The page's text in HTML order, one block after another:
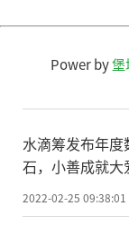
Power by堡
水滴筹发布年
石，小善成就大
2022-02-25 09:38:01